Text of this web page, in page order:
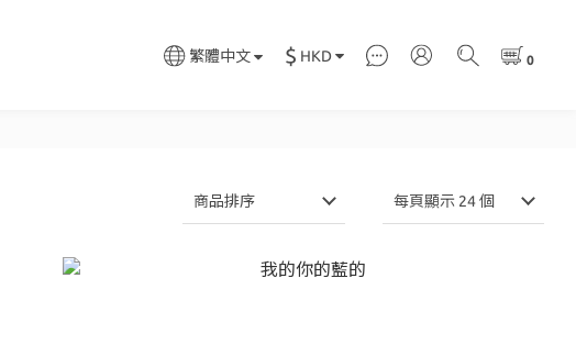
繁體中文 $ HKD
商品排序 每頁顯示 24 個